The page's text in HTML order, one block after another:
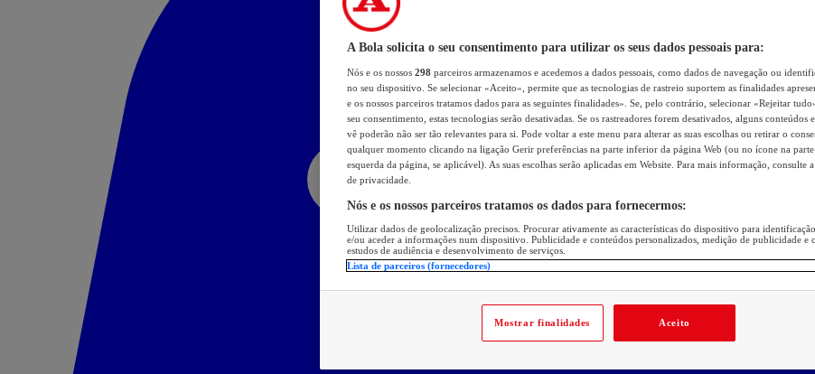
A Bola solicita o seu consentimento para utilizar os seus dados pessoais para:
Nós e os nossos 298 parceiros armazenamos e acedemos a dados pessoais, como dados de navegação ou
no seu dispositivo. Se selecionar «Aceito», permite que as tecnologias de rastreio suportem as finalidades
e os nossos parceiros tratamos dados para as seguintes finalidades». Se, pelo contrário, selecionar «Rejeitar
seu consentimento, estas tecnologias serão desativadas. Se os rastreadores forem desativados, alguns conteúdos
vê poderão não ser tão relevantes para si. Pode voltar a este menu para alterar as suas escolhas ou retirar o
qualquer momento clicando na ligação Gerir preferências na parte inferior da página Web (ou no ícone na
esquerda da página, se aplicável). As suas escolhas serão aplicadas em Website. Para mais informação, consulte
de privacidade.
Nós e os nossos parceiros tratamos os dados para fornecermos:
Utilizar dados de geolocalização precisos. Procurar ativamente as características do dispositivo para
e/ou aceder a informações num dispositivo. Publicidade e conteúdos personalizados, medição de publicidade e
estudos de audiência e desenvolvimento de serviços.
Lista de parceiros (fornecedores)
Mostrar finalidades Aceito